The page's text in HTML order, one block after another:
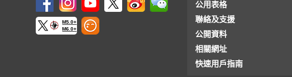
M5.0+
M6.0+
公用表格
聯絡及支援
公開資料
相關網址
快速用戶指南